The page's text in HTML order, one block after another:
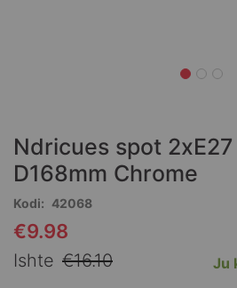
beginning
of
the
images
gallery
Ndricues spot 2xE27
D168mm Chrome
Kodi
42068
Special
€9.98
Ishte €16.10 Ju